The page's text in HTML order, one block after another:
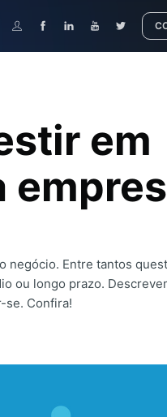
em
negócio. Entre tantos
ou longo prazo.
se. Confira!